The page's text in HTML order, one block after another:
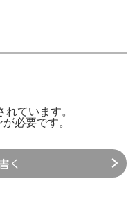
ています。
が必要です。
く